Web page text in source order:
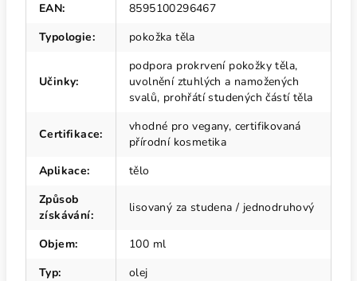
EAN:
8595100296467
Typologie: pokožka těla
Učinky:
podpora prokrvení pokožky těla,
uvolnění ztuhlých a namožených
svalů, prohřátí studených částí těla
Certifikace:
vhodné pro vegany, certifikovaná
přírodní kosmetika
Aplikace:
tělo
Způsob
získávání:
lisovaný za studena / jednodruhový
Objem:
100 ml
Typ: olej